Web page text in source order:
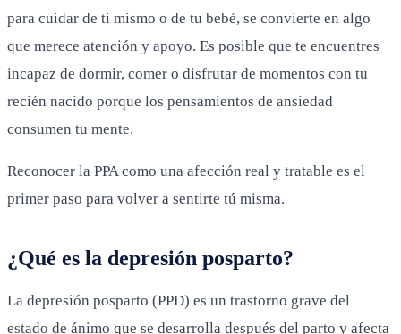
para cuidar de ti mismo o de tu bebé, se convierte en algo
que merece atención y apoyo. Es posible que te encuentres
incapaz de dormir, comer o disfrutar de momentos con tu
recién nacido porque los pensamientos de ansiedad
consumen tu mente.
Reconocer la PPA como una afección real y tratable es el
primer paso para volver a sentirte tú misma.
¿Qué es la depresión posparto?
La depresión posparto (PPD) es un trastorno grave del
estado de ánimo que se desarrolla después del parto y afecta